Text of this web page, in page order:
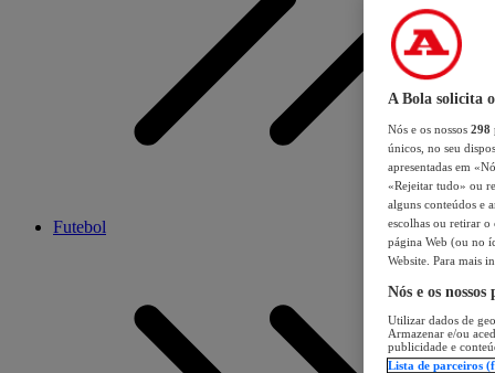
Futebol
A Bola solicita
Nós e os nossos 298
únicos, no seu
apresentadas em
«Rejeitar tudo» ou
alguns conteúdos e
escolhas ou retirar
página Web (ou no
Website. Para mais
Nós e os
Utilizar dados de
Armazenar e/ou
publicidade e
Lista de parceiros